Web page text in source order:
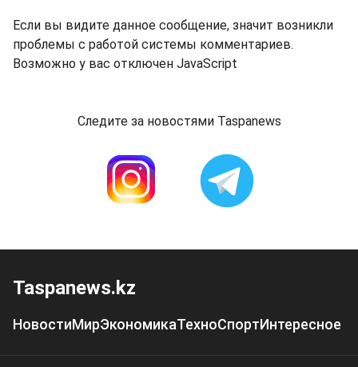
Если вы видите данное сообщение, значит возникли
проблемы с работой системы комментариев.
Возможно у вас отключен JavaScript
Следите за новостями Taspanews
Taspanews.kz
НовостиМирЭкономикаТехноСпортИнтересное